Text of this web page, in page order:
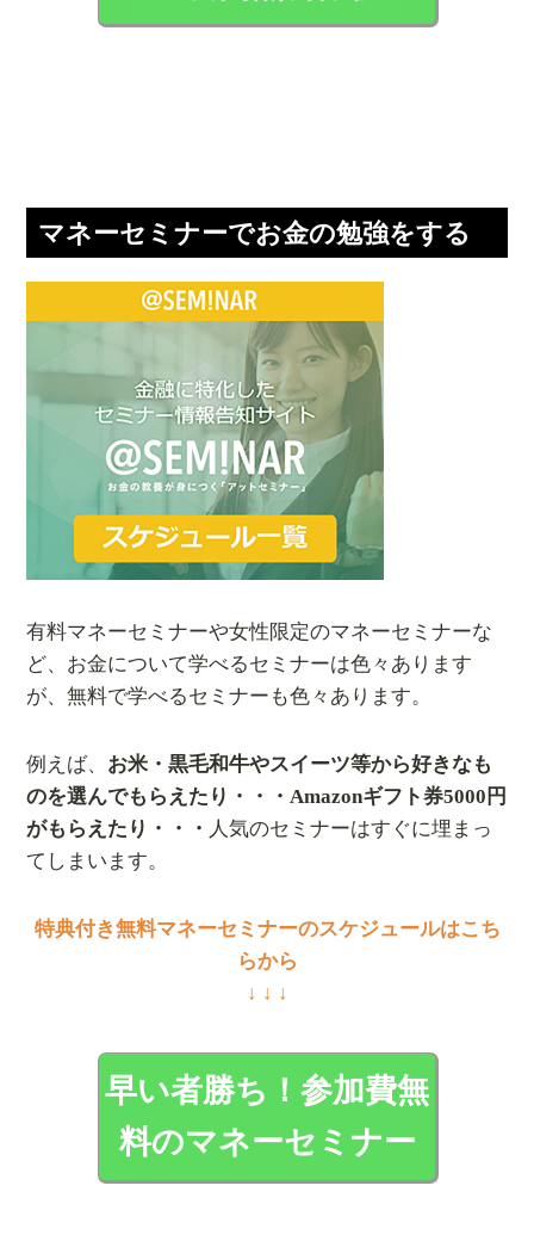
マネーセミナーでお金の勉強をする
有料マネーセミナーや女性限定のマネーセミナーな
ど、お金について学べるセミナーは色々あります
が、無料で学べるセミナーも色々あります。
例えば、 お米・黒毛和牛やスイーツ等から好きなも
のを選んでもらえたり・・・Amazonギフト券5000円
がもらえたり・・・ 人気のセミナーはすぐに埋まっ
てしまいます。
特典付き無料マネーセミナーのスケジュールはこち
らから
↓ ↓ ↓
早い者勝ち！参加費無
料のマネーセミナー